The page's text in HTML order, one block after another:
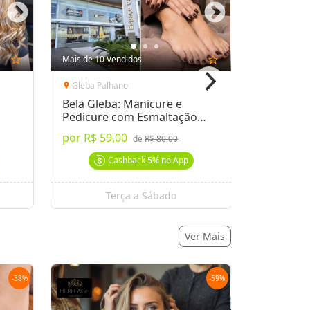
star_outline Mais de 10 Vendidos star_outline
location_on Gleba Palhano
Bela Gleba: Manicure e
Pedicure com Esmaltação
Tradicional
por R$ 59,00 deR$ 80,00
Cashback5%no App
Terça a Sábado
Ver Mais
-38% -59%